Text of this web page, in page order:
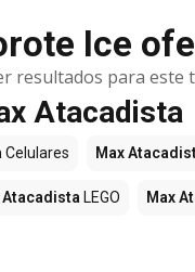
Ice
resultados para este
Atacadista
Celulares Max
Atacadista LEGO Max